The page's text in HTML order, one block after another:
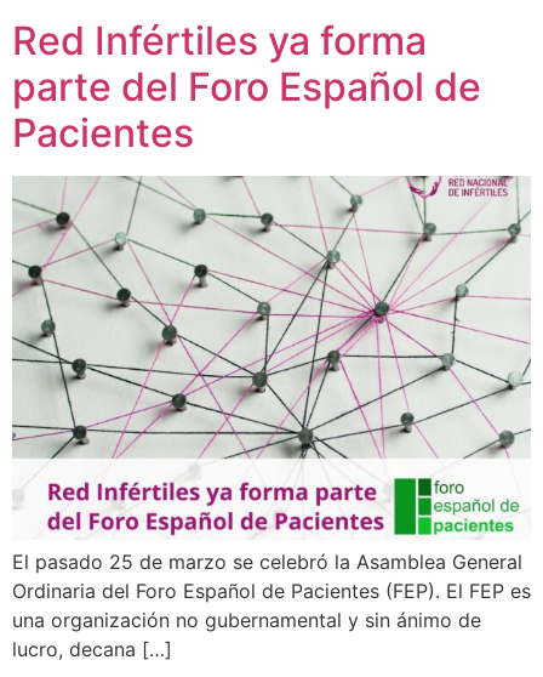
Red Infértiles ya forma
parte del Foro Español de
Pacientes
El pasado 25 de marzo se celebró la Asamblea General
Ordinaria del Foro Español de Pacientes (FEP). El FEP es
una organización no gubernamental y sin ánimo de
lucro, decana […]